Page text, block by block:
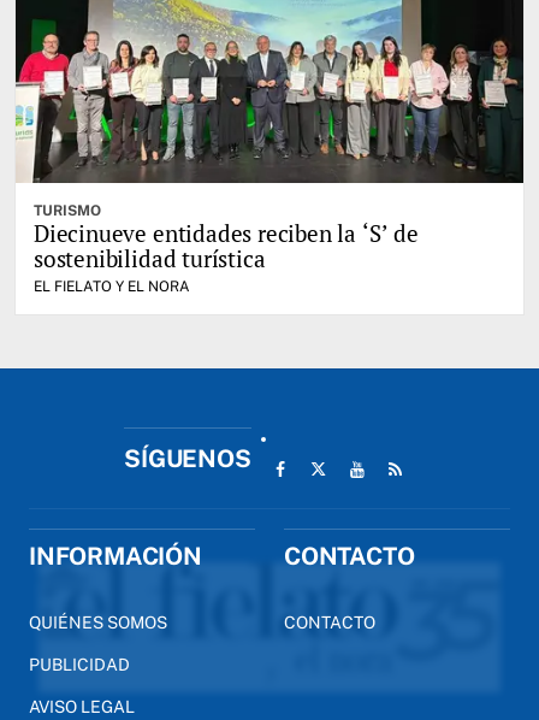
TURISMO
Diecinueve entidades reciben la ‘S’ de
sostenibilidad turística
EL FIELATO Y EL NORA
SÍGUENOS
INFORMACIÓN
QUIÉNES SOMOS
PUBLICIDAD
AVISO LEGAL
CONTACTO
CONTACTO